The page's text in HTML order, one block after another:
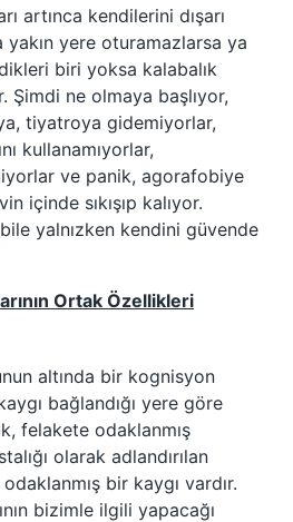
artınca kendilerini dışarı
yakın yere oturamazlarsa ya
biri yoksa kalabalık
Şimdi ne olmaya başlıyor,
tiyatroya gidemiyorlar,
kullanamıyorlar,
ve panik, agorafobiye
içinde sıkışıp kalıyor.
yalnızken kendini güvende
Ortak Özellikleri
altında bir kognisyon
bağlandığı yere göre
felakete odaklanmış
olarak adlandırılan
bir kaygı vardır.
bizimle ilgili yapacağı